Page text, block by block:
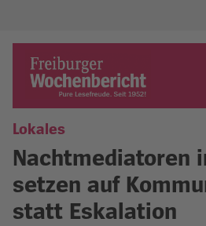
content
Freiburger Wochenbericht
Lokales
Nachtmediatoren
setzen auf
statt Eskalation